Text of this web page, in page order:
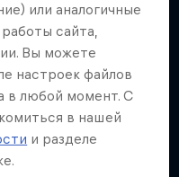
или аналогичные
сайта,
Вы можете
настроек файлов
в любой момент. С
в нашей
и разделе